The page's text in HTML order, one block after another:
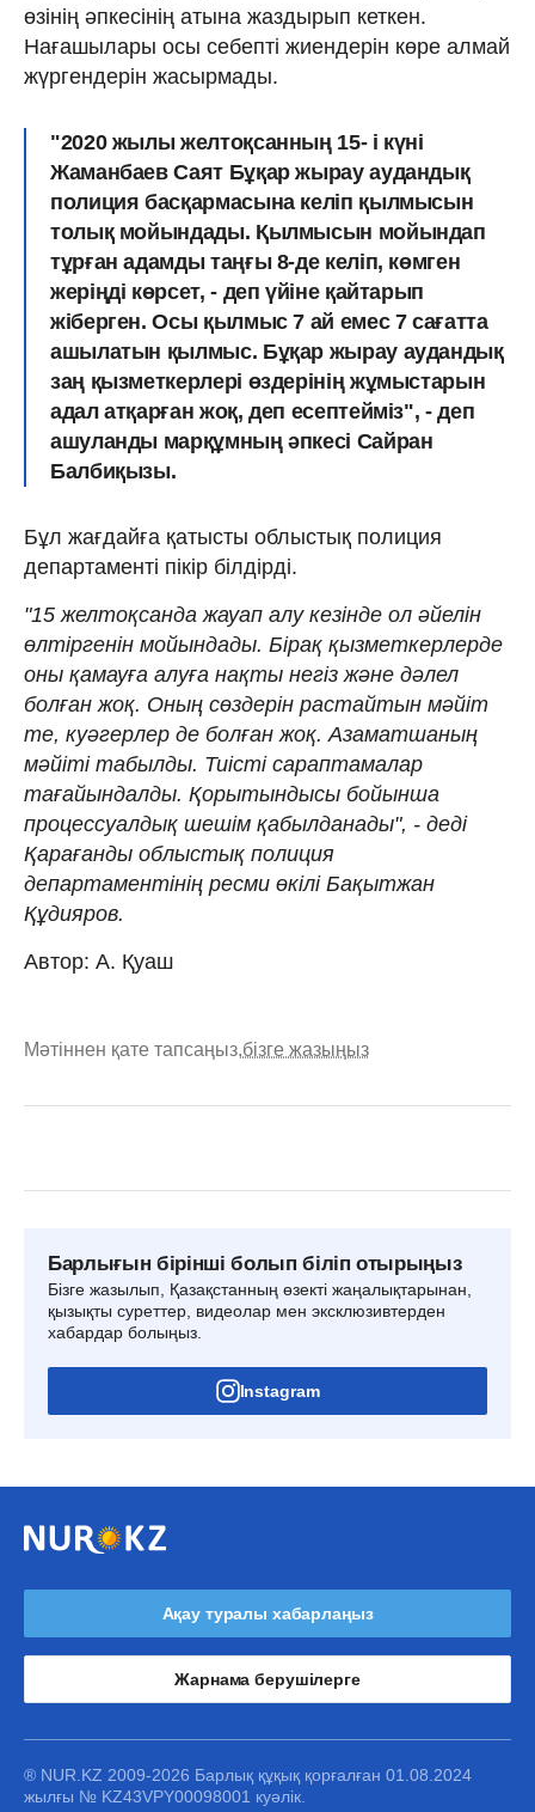
өзінің әпкесінің атына жаздырып кеткен.
Нағашылары осы себепті жиендерін көре алмай
жүргендерін жасырмады.
"2020 жылы желтоқсанның 15- і күні
Жаманбаев Саят Бұқар жырау аудандық
полиция басқармасына келіп қылмысын
толық мойындады. Қылмысын мойындап
тұрған адамды таңғы 8-де келіп, көмген
жеріңді көрсет, - деп үйіне қайтарып
жіберген. Осы қылмыс 7 ай емес 7 сағатта
ашылатын қылмыс. Бұқар жырау аудандық
заң қызметкерлері өздерінің жұмыстарын
адал атқарған жоқ, деп есептейміз", - деп
ашуланды марқұмның әпкесі Сайран
Балбиқызы.
Бұл жағдайға қатысты облыстық полиция
департаменті пікір білдірді.
"15 желтоқсанда жауап алу кезінде ол әйелін
өлтіргенін мойындады. Бірақ қызметкерлерде
оны қамауға алуға нақты негіз және дәлел
болған жоқ. Оның сөздерін растайтын мәйіт
те, куәгерлер де болған жоқ. Азаматшаның
мәйіті табылды. Тиісті сараптамалар
тағайындалды. Қорытындысы бойынша
процессуалдық шешім қабылданады", - деді
Қарағанды облыстық полиция
департаментінің ресми өкілі Бақытжан
Құдияров.
Автор: А. Қуаш
Мәтіннен қате тапсаңыз,бізге жазыңыз
Барлығын бірінші болып біліп отырыңыз
Бізге жазылып, Қазақстанның өзекті жаңалықтарынан,
қызықты суреттер, видеолар мен эксклюзивтерден
хабардар болыңыз.
Instagram
Ақау туралы хабарлаңыз
Жарнама берушілерге
® NUR.KZ 2009-2026 Барлық құқық қорғалған 01.08.2024
жылғы № KZ43VPY00098001 куәлік.